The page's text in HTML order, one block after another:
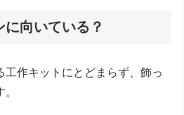
に向いている？
工作キットにとどまらず、飾っ